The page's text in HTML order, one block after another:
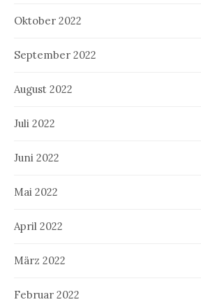
Oktober 2022
September 2022
August 2022
Juli 2022
Juni 2022
Mai 2022
April 2022
März 2022
Februar 2022